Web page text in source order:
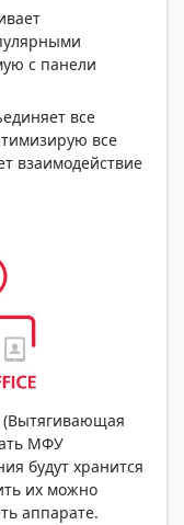
с панели
все
все
взаимодействие
(Вытягивающая
МФУ
будут хранится
их можно
аппарате.